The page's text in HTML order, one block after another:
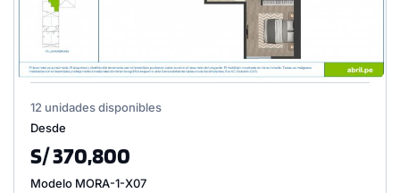
12 unidades disponibles
Desde
S/ 370,800
Modelo MORA-1-X07